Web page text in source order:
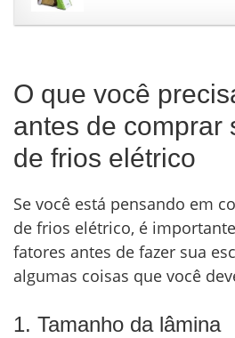
O que você
antes de comprar
de frios elétrico
Se você está pensando em
de frios elétrico, é
fatores antes de fazer sua
algumas coisas que você
1. Tamanho da lâmina